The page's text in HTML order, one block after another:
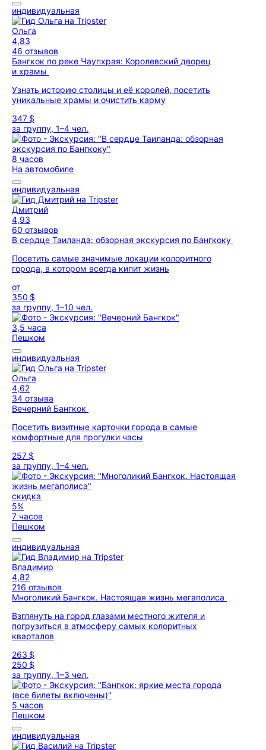
индивидуальная
Ольга
4,83
46 отзывов
Бангкок по реке Чаупхрая: Королевский дворец
и храмы
Узнать историю столицы и её королей, посетить
уникальные храмы и очистить карму
347 $
за группу, 1–4 чел.
8 часов
На автомобиле
индивидуальная
Дмитрий
4,93
60 отзывов
В сердце Таиланда: обзорная экскурсия по Бангкоку
Посетить самые значимые локации колоритного
города, в котором всегда кипит жизнь
от
350 $
за группу, 1–10 чел.
3,5 часа
Пешком
индивидуальная
Ольга
4,62
34 отзыва
Вечерний Бангкок
Посетить визитные карточки города в самые
комфортные для прогулки часы
257 $
за группу, 1–4 чел.
скидка
5%
7 часов
Пешком
индивидуальная
Владимир
4,82
216 отзывов
Многоликий Бангкок. Настоящая жизнь мегаполиса
Взглянуть на город глазами местного жителя и
погрузиться в атмосферу самых колоритных
кварталов
263 $
250 $
за группу, 1–3 чел.
5 часов
Пешком
индивидуальная